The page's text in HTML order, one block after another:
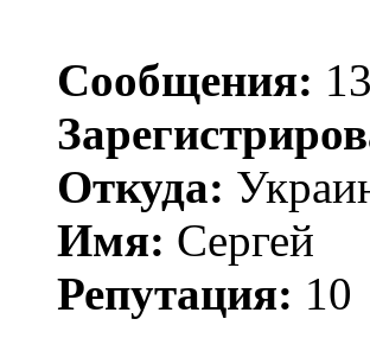
Сообщения:
Откуда:
Имя: Сергей
Репутация: 10